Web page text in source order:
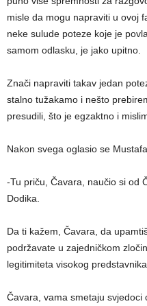
misle da mogu napraviti u ovoj
neke sulude poteze koje je
samom odlasku, je jako upitno.
Znači napraviti takav jedan
stalno tužakamo i nešto
presudili, što je egzaktno i
Nakon svega oglasio se
-Tu priču, Čavara, naučio si od
Dodika.
Da ti kažem, Čavara, da
podržavate u zajedničkom
legitimiteta visokog
Čavara, vama smetaju svjedoci